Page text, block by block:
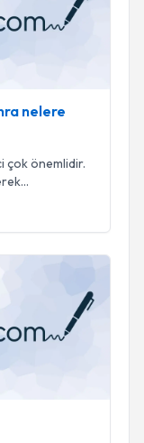
nelere
çok önemlidir.
...